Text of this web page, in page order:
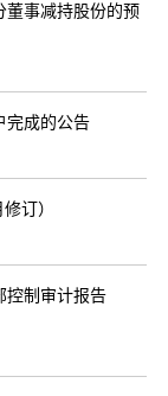
董事减持股份的预
完成的公告
订）
控制审计报告